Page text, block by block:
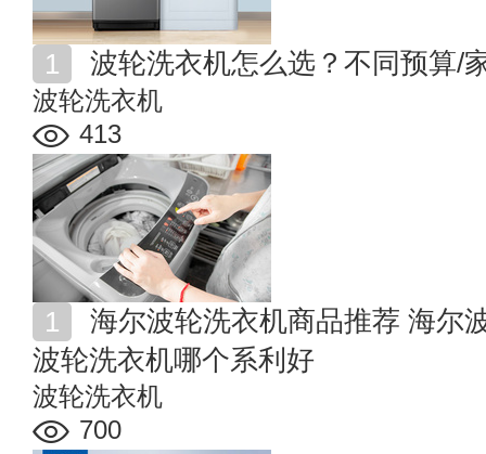
波轮洗衣机怎么选？不同预算/
波轮洗衣机
413
波轮洗衣机哪个系利好
波轮洗衣机
700